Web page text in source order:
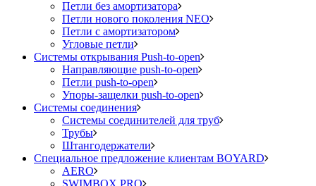
Петли без амортизатора
Петли нового поколения NEO
Петли с амортизатором
Угловые петли
Системы открывания Push-to-open
Направляющие push-to-open
Петли push-to-open
Упоры-защелки push-to-open
Системы соединения
Системы соединителей для труб
Трубы
Штангодержатели
Специальное предложение клиентам BOYARD
AERO
SWIMBOX PRO